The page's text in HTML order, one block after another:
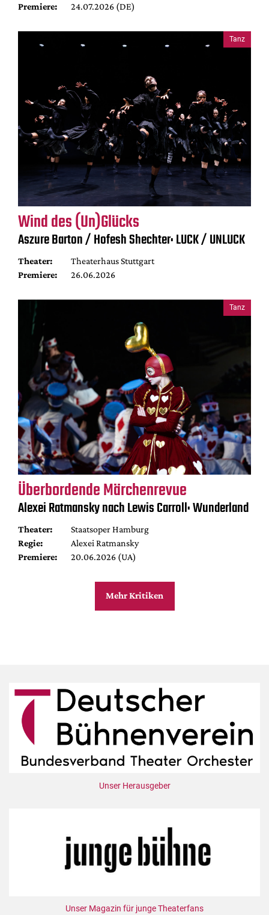
Premiere:
24.07.2026 (DE)
Tanz
Wind des (Un)Glücks
Aszure Barton / Hofesh Shechter: LUCK / UNLUCK
Theater:
Theaterhaus Stuttgart
Premiere:
26.06.2026
Tanz
Überbordende Märchenrevue
Alexei Ratmansky nach Lewis Carroll: Wunderland
Theater:
Staatsoper Hamburg
Regie:
Alexei Ratmansky
Premiere:
20.06.2026 (UA)
Mehr Kritiken
Unser Herausgeber
Unser Magazin für junge Theaterfans